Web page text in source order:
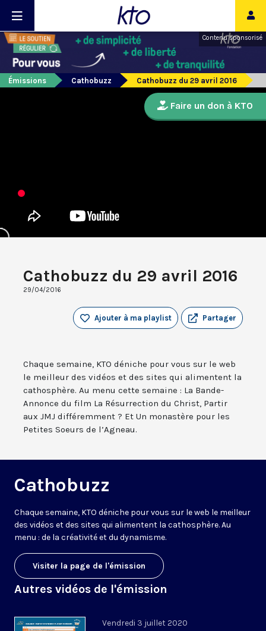
Contenu sponsorisé
Émissions Cathobuzz Cathobuzz du 29 avril 2016
Cathobuzz du 29 avril 2016
29/04/2016
Partager
Ajouter à ma playlist
Chaque semaine, KTO déniche pour vous sur le web
le meilleur des vidéos et des sites qui alimentent la
cathosphère. Au menu cette semaine : La Bande-
Annonce du film La Résurrection du Christ, Partir
aux JMJ différemment ? Et Un monastère pour les
Petites Soeurs de l’Agneau.
Cathobuzz
Chaque semaine, KTO déniche pour vous sur le web le meilleur
des vidéos et des sites qui alimentent la cathosphère. Au
menu : de la créativité et du dynamisme.
Visiter la page de l'émission
Autres vidéos de l'émission
Vendredi 3 juillet 2020
Faire un don à KTO